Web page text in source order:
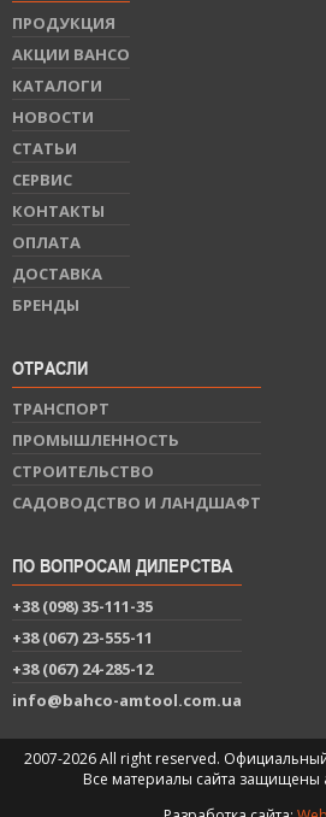
ПРОДУКЦИЯ
АКЦИИ BAHCO
КАТАЛОГИ
НОВОСТИ
СТАТЬИ
СЕРВИС
КОНТАКТЫ
ОПЛАТА
ДОСТАВКА
БРЕНДЫ
ОТРАСЛИ
ТРАНСПОРТ
ПРОМЫШЛЕННОСТЬ
СТРОИТЕЛЬСТВО
САДОВОДСТВО И ЛАНДШАФТ
ПО ВОПРОСАМ ДИЛЕРСТВА
+38 (098) 35-111-35
+38 (067) 23-555-11
+38 (067) 24-285-12
info@bahco-amtool.com.ua
2007-2026 All right reserved.
Все материалы сайта защищены